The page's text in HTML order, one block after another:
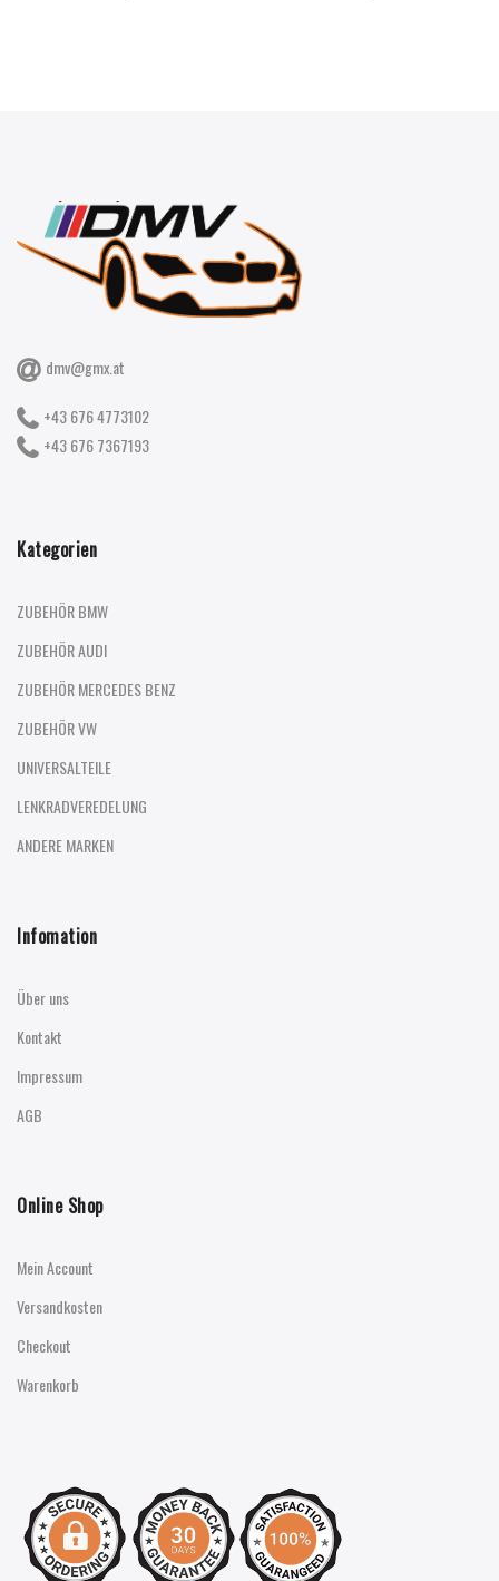
dmv@gmx.at
+43 676 4773102
+43 676 7367193
Kategorien
ZUBEHÖR BMW
ZUBEHÖR AUDI
ZUBEHÖR MERCEDES BENZ
ZUBEHÖR VW
UNIVERSALTEILE
LENKRADVEREDELUNG
ANDERE MARKEN
Infomation
Über uns
Kontakt
Impressum
AGB
Online Shop
Mein Account
Versandkosten
Checkout
Warenkorb